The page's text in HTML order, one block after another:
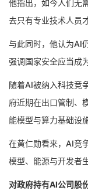
他指出，如今人们无
去只有专业技术人员
与此同时，他认为AI
强调国家安全应当成
随着AI被纳入科技竞
府近期在出口管制、
能模型与算力基础设施
在黄仁勋看来，AI竞
模型、能源与开发者
对政府持有AI公司股